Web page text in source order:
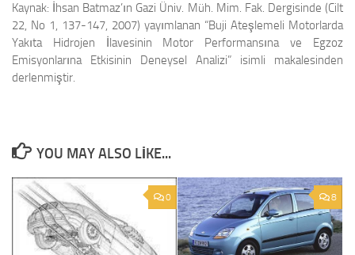
Kaynak: İhsan Batmaz’ın Gazi Üniv. Müh. Mim. Fak. Dergisinde (Cilt
22, No 1, 137-147, 2007) yayımlanan “Buji Ateşlemeli Motorlarda
Yakıta Hidrojen İlavesinin Motor Performansına ve Egzoz
Emisyonlarına Etkisinin Deneysel Analizi” isimli makalesinden
derlenmiştir.
YOU MAY ALSO LIKE...
0 8